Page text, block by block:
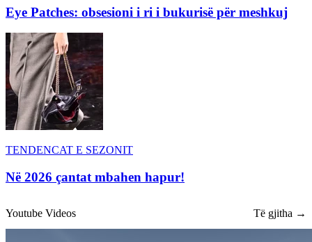
Eye Patches: obsesioni i ri i bukurisë për meshkuj
TENDENCAT E SEZONIT
Në 2026 çantat mbahen hapur!
Youtube Videos Të gjitha →